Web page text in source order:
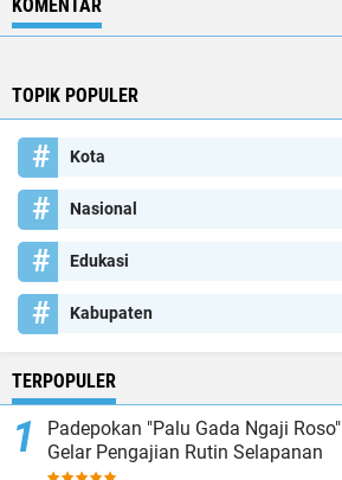
KOMENTAR
TOPIK POPULER
Kota
Nasional
Edukasi
Kabupaten
TERPOPULER
Padepokan "Palu Gada Ngaji Roso"
Gelar Pengajian Rutin Selapanan